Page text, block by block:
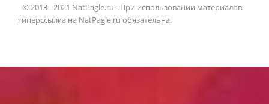
© 2013 - 2021 NatPagle.ru - При использовании материалов
гиперссылка на NatPagle.ru обязательна.